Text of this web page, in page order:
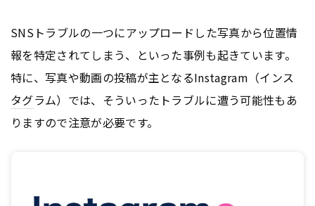
SNSトラブルの一つにアップロードした写真から位置情
報を特定されてしまう、といった事例も起きています。
特に、写真や動画の投稿が主となるInstagram（インス
タグラム）では、そういったトラブルに遭う可能性もあ
りますので注意が必要です。